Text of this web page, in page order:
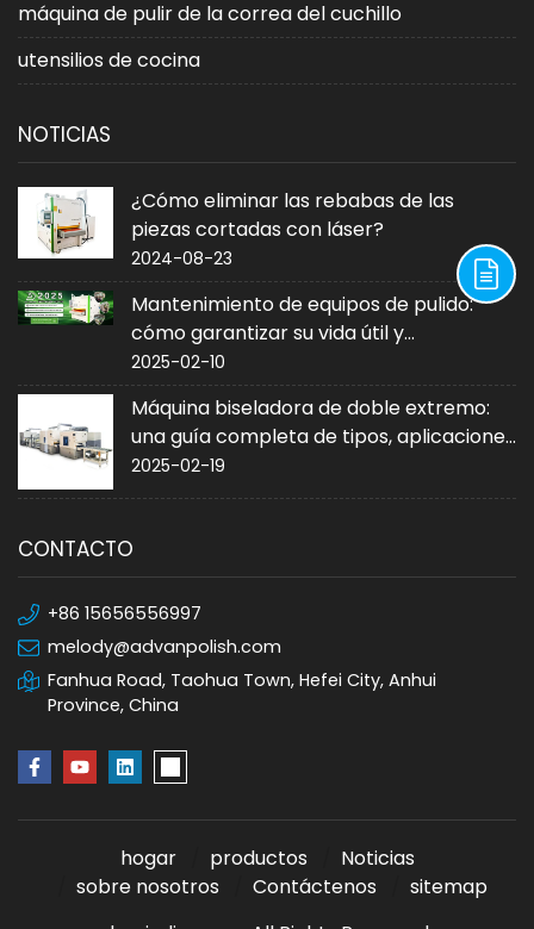
máquina de pulir de la correa del cuchillo
utensilios de cocina
NOTICIAS
¿Cómo eliminar las rebabas de las
piezas cortadas con láser?
2024-08-23
Mantenimiento de equipos de pulido:
cómo garantizar su vida útil y
rendimiento
2025-02-10
Máquina biseladora de doble extremo:
una guía completa de tipos, aplicaciones
y compra
2025-02-19
CONTACTO
+86 15656556997
melody@advanpolish.com
Fanhua Road, Taohua Town, Hefei City, Anhui
Province, China
hogar productos
Noticias
sobre nosotros
Contáctenos
sitemap